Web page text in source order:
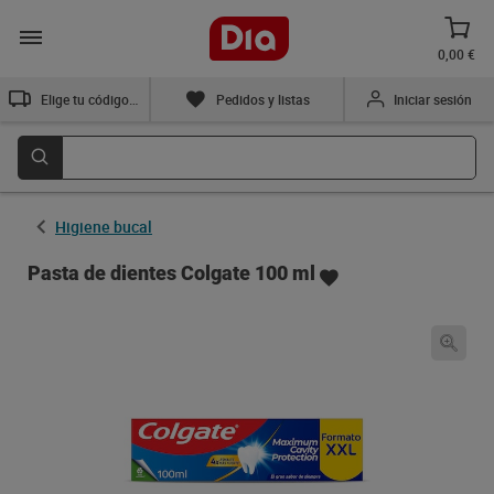
0,00 €
Pedidos y listas Iniciar sesión
Higiene bucal
Pasta de dientes Colgate 100 ml